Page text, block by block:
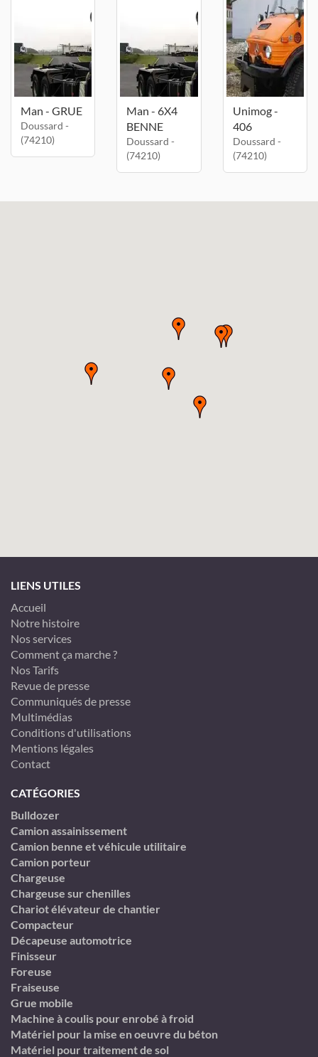
Man - GRUE
Doussard -
(74210)
Man - 6X4
BENNE
Doussard -
(74210)
Unimog -
406
Doussard -
(74210)
LIENS UTILES
Accueil
Notre histoire
Nos services
Comment ça marche ?
Nos Tarifs
Revue de presse
Communiqués de presse
Multimédias
Conditions d'utilisations
Mentions légales
Contact
CATÉGORIES
Bulldozer
Camion assainissement
Camion benne et véhicule utilitaire
Camion porteur
Chargeuse
Chargeuse sur chenilles
Chariot élévateur de chantier
Compacteur
Décapeuse automotrice
Finisseur
Foreuse
Fraiseuse
Grue mobile
Machine à coulis pour enrobé à froid
Matériel pour la mise en oeuvre du béton
Matériel pour traitement de sol